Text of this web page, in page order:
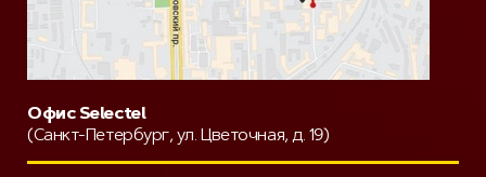
Офис Selectel
(Санкт-Петербург, ул. Цветочная, д. 19)